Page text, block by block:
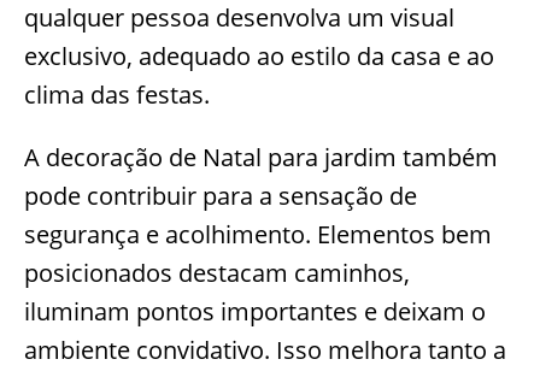
qualquer pessoa desenvolva um visual
exclusivo, adequado ao estilo da casa e ao
clima das festas.
A decoração de Natal para jardim também
pode contribuir para a sensação de
segurança e acolhimento. Elementos bem
posicionados destacam caminhos,
iluminam pontos importantes e deixam o
ambiente convidativo. Isso melhora tanto a